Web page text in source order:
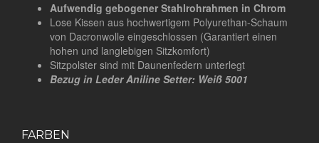
Aufwendig gebogener Stahlrohrahmen in Chrom
Lose Kissen aus hochwertigem Polyurethan-Schaum
von Dacronwolle eingeschlossen (Garantiert einen
hohen und langlebigen Sitzkomfort)
Sitzpolster sind mit Daunenfedern unterlegt
Bezug in Leder Aniline Setter: Weiß 5001
FARBEN